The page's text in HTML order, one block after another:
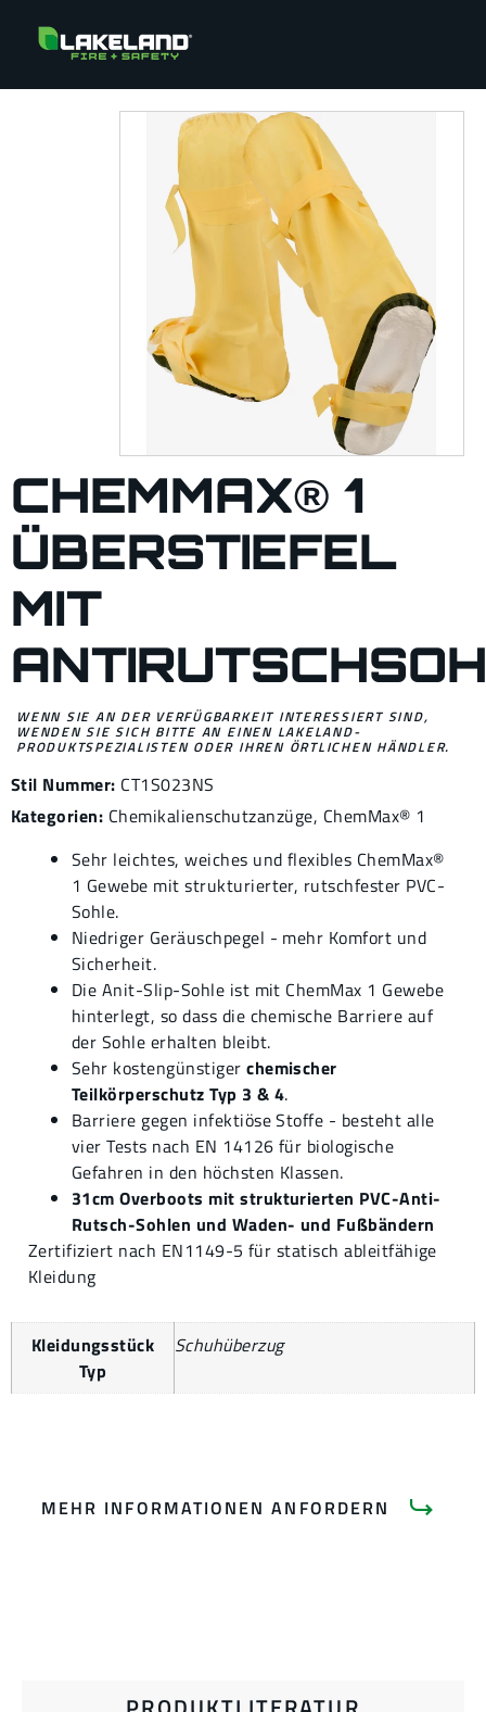
CHEMMAX® 1
ÜBERSTIEFEL
MIT
WENN SIE AN DER VERFÜGBARKEIT INTERESSIERT SIND,
WENDEN SIE SICH BITTE AN EINEN LAKELAND-
PRODUKTSPEZIALISTEN ODER IHREN ÖRTLICHEN HÄNDLER.
Stil Nummer: CT1S023NS
Kategorien: Chemikalienschutzanzüge, ChemMax® 1
Sehr leichtes, weiches und flexibles ChemMax®
1 Gewebe mit strukturierter, rutschfester PVC-
Sohle.
Niedriger Geräuschpegel - mehr Komfort und
Sicherheit.
Die Anit-Slip-Sohle ist mit ChemMax 1 Gewebe
hinterlegt, so dass die chemische Barriere auf
der Sohle erhalten bleibt.
Sehr kostengünstigerchemischer
Teilkörperschutz Typ 3 & 4.
Barriere gegen infektiöse Stoffe - besteht alle
vier Tests nach EN 14126 für biologische
Gefahren in den höchsten Klassen.
31cm Overboots mit strukturierten PVC-Anti-
Rutsch-Sohlen und Waden- und Fußbändern
Zertifiziert nach EN1149-5 für statisch ableitfähige
Kleidung
Kleidungsstück
Typ
Schuhüberzug
MEHR INFORMATIONEN ANFORDERN